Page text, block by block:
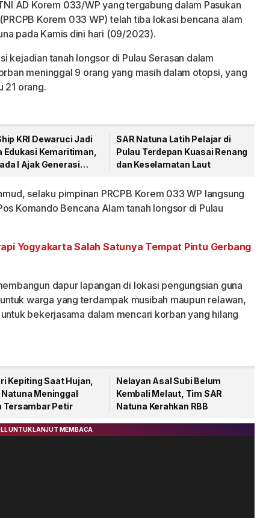
AD Korem 033/WP yang tergabung dalam Pasukan
Korem 033 WP) telah tiba lokasi bencana alam
pada Kamis dini hari (09/2023).
kejadian tanah longsor di Pulau Serasan dalam
meninggal 9 orang yang masih dalam otopsi, yang
21 orang.
KRI Dewaruci Jadi
Edukasi Kemaritiman,
I Ajak Generasi
SAR Natuna Latih Pelajar di
Pulau Terdepan Kuasai Renang
dan Keselamatan Laut
selaku pimpinan PRCPB Korem 033 WP langsung
Komando Bencana Alam tanah longsor di Pulau
Yogyakarta Salah Satunya Tempat Pintu Gerbang
dapur lapangan di lokasi pengungsian guna
warga yang terdampak musibah maupun relawan,
bekerjasama dalam mencari korban yang hilang
Kepiting Saat Hujan,
Meninggal
Tersambar Petir
Nelayan Asal Subi Belum
Kembali Melaut, Tim SAR
Natuna Kerahkan RBB